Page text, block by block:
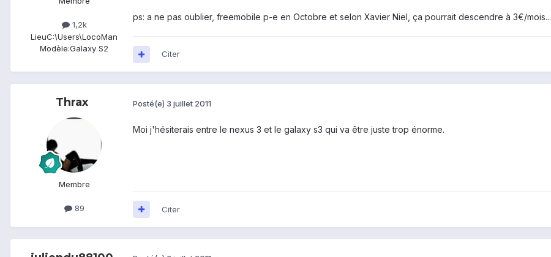
1,2k
LieuC:\Users\LocoMan
Modèle:Galaxy S2
ps: a ne pas oublier, freemobile p-e en Octobre et selon Xavier Niel, ça pourrait descendre à 3€/mois...
Citer
Thrax
Membre
89
Posté(e) 3 juillet 2011
Moi j'hésiterais entre le nexus 3 et le galaxy s3 qui va être juste trop énorme.
Citer